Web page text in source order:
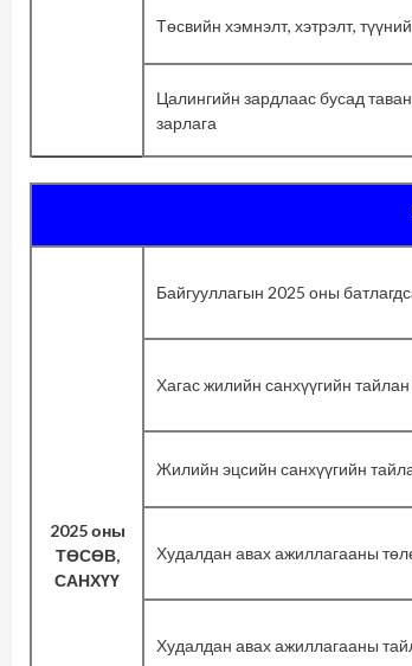
Төсвийн хэмнэлт, хэтрэлт,
Цалингийн зардлаас бусад
зарлага
2025 оны
ТӨСӨВ,
САНХҮҮ
Байгууллагын 2025 оны
Хагас жилийн санхүүгийн тайлан
Жилийн эцсийн санхүүгийн
Худалдан авах ажиллагааны
Худалдан авах ажиллагааны